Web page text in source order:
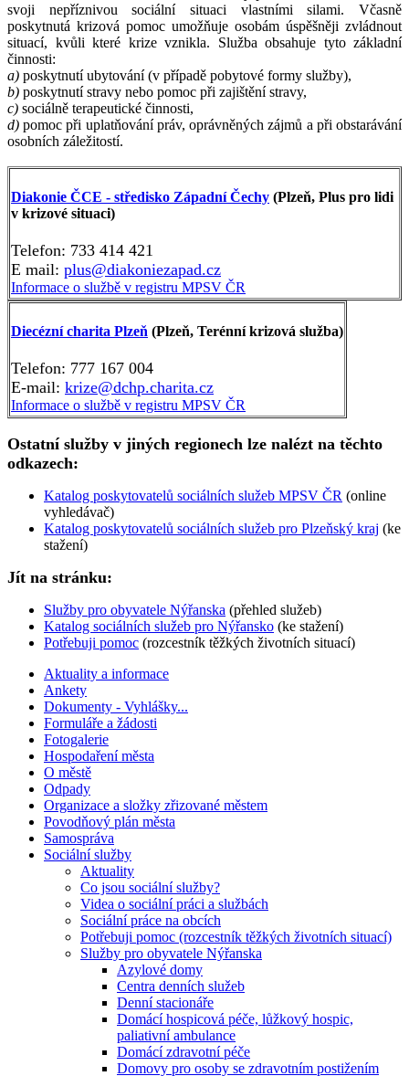
svoji nepříznivou sociální situaci vlastními silami. Včasně
poskytnutá krizová pomoc umožňuje osobám úspěšněji zvládnout
situací, kvůli které krize vznikla. Služba obsahuje tyto základní
činnosti:
a) poskytnutí ubytování (v případě pobytové formy služby),
b) poskytnutí stravy nebo pomoc při zajištění stravy,
c) sociálně terapeutické činnosti,
d) pomoc při uplatňování práv, oprávněných zájmů a při obstarávání
osobních záležitostí.
Diakonie ČCE - středisko Západní Čechy (Plzeň, Plus pro lidi
v krizové situaci)
Telefon: 733 414 421
E mail: plus@diakoniezapad.cz
Informace o službě v registru MPSV ČR
Diecézní charita Plzeň (Plzeň, Terénní krizová služba)
Telefon: 777 167 004
E-mail: krize@dchp.charita.cz
Informace o službě v registru MPSV ČR
Ostatní služby v jiných regionech lze nalézt na těchto
odkazech:
Katalog poskytovatelů sociálních služeb MPSV ČR (online
vyhledávač)
Katalog poskytovatelů sociálních služeb pro Plzeňský kraj (ke
stažení)
Jít na stránku:
Služby pro obyvatele Nýřanska (přehled služeb)
Katalog sociálních služeb pro Nýřansko (ke stažení)
Potřebuji pomoc (rozcestník těžkých životních situací)
Aktuality a informace
Ankety
Dokumenty - Vyhlášky...
Formuláře a žádosti
Fotogalerie
Hospodaření města
O městě
Odpady
Organizace a složky zřizované městem
Povodňový plán města
Samospráva
Sociální služby
Aktuality
Co jsou sociální služby?
Videa o sociální práci a službách
Sociální práce na obcích
Potřebuji pomoc (rozcestník těžkých životních situací)
Služby pro obyvatele Nýřanska
Azylové domy
Centra denních služeb
Denní stacionáře
Domácí hospicová péče, lůžkový hospic,
paliativní ambulance
Domácí zdravotní péče
Domovy pro osoby se zdravotním postižením